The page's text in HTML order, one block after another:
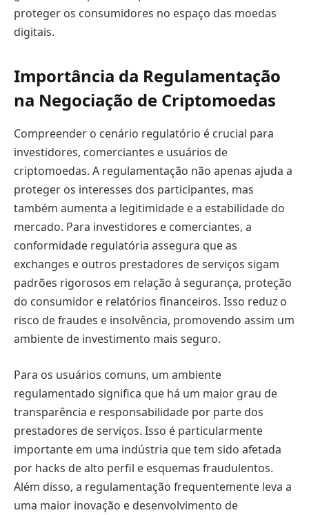
proteger os consumidores no espaço das moedas
digitais.
Importância da Regulamentação
na Negociação de Criptomoedas
Compreender o cenário regulatório é crucial para
investidores, comerciantes e usuários de
criptomoedas. A regulamentação não apenas ajuda a
proteger os interesses dos participantes, mas
também aumenta a legitimidade e a estabilidade do
mercado. Para investidores e comerciantes, a
conformidade regulatória assegura que as
exchanges e outros prestadores de serviços sigam
padrões rigorosos em relação à segurança, proteção
do consumidor e relatórios financeiros. Isso reduz o
risco de fraudes e insolvência, promovendo assim um
ambiente de investimento mais seguro.
Para os usuários comuns, um ambiente
regulamentado significa que há um maior grau de
transparência e responsabilidade por parte dos
prestadores de serviços. Isso é particularmente
importante em uma indústria que tem sido afetada
por hacks de alto perfil e esquemas fraudulentos.
Além disso, a regulamentação frequentemente leva a
uma maior inovação e desenvolvimento de